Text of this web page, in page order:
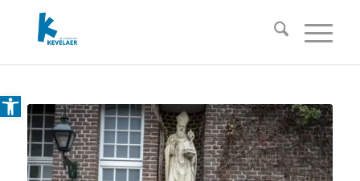
Open toolbar